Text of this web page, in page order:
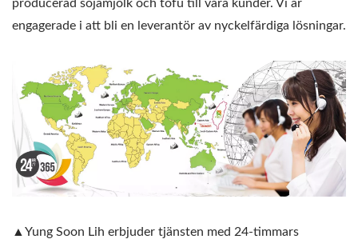
producerad sojamjölk och tofu till våra kunder. Vi är
engagerade i att bli en leverantör av nyckelfärdiga lösningar.
▲Yung Soon Lih erbjuder tjänsten med 24-timmars